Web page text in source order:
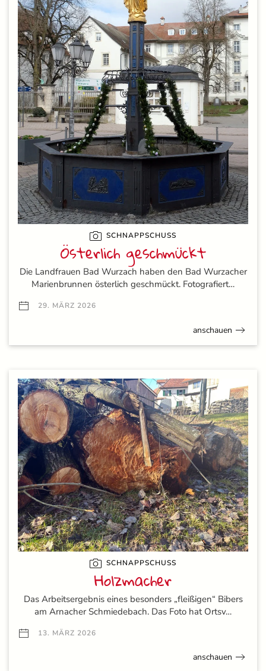
SCHNAPPSCHUSS
Österlich geschmückt
Die Landfrauen Bad Wurzach haben den Bad Wurzacher
Marienbrunnen österlich geschmückt. Fotografiert…
29. MÄRZ 2026
anschauen
SCHNAPPSCHUSS
Holzmacher
Das Arbeitsergebnis eines besonders „fleißigen“ Bibers
am Arnacher Schmiedebach. Das Foto hat Ortsv…
13. MÄRZ 2026
anschauen